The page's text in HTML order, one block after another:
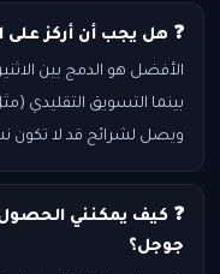
❓ هل يجب أن أركز على
الأفضل هو الدمج بين
بينما التسويق التقليدي
ويصل لشرائح قد لا تكون
❓ كيف يمكنني
جوجل؟